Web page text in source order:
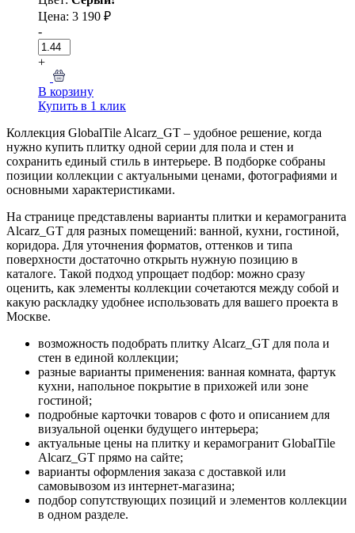
Цена: 3 190 ₽
-
+
В корзину
Купить в 1 клик
Коллекция GlobalTile Alcarz_GT – удобное решение, когда
нужно купить плитку одной серии для пола и стен и
сохранить единый стиль в интерьере. В подборке собраны
позиции коллекции с актуальными ценами, фотографиями и
основными характеристиками.
На странице представлены варианты плитки и керамогранита
Alcarz_GT для разных помещений: ванной, кухни, гостиной,
коридора. Для уточнения форматов, оттенков и типа
поверхности достаточно открыть нужную позицию в
каталоге. Такой подход упрощает подбор: можно сразу
оценить, как элементы коллекции сочетаются между собой и
какую раскладку удобнее использовать для вашего проекта в
Москве.
возможность подобрать плитку Alcarz_GT для пола и
стен в единой коллекции;
разные варианты применения: ванная комната, фартук
кухни, напольное покрытие в прихожей или зоне
гостиной;
подробные карточки товаров с фото и описанием для
визуальной оценки будущего интерьера;
актуальные цены на плитку и керамогранит GlobalTile
Alcarz_GT прямо на сайте;
варианты оформления заказа с доставкой или
самовывозом из интернет-магазина;
подбор сопутствующих позиций и элементов коллекции
в одном разделе.